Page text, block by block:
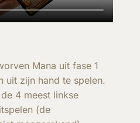
Mana uit fase 1
uit zijn hand te spelen.
4 meest linkse
(de